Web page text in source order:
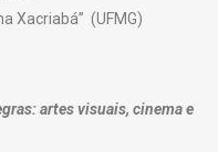
Xacriabá” (UFMG)
artes visuais, cinema e